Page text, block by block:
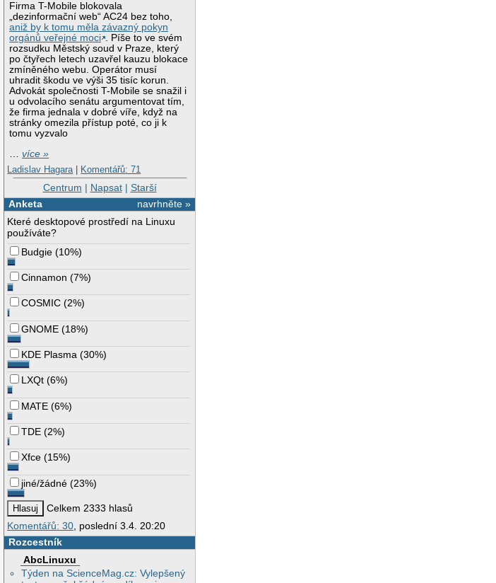
Firma T-Mobile blokovala
„dezinformační web“ AC24 bez toho,
aniž by k tomu měla závazný pokyn
orgánů veřejné moci . Píše to ve svém
rozsudku Městský soud v Praze, který
po čtyřech letech uzavřel kauzu blokace
zmíněného webu. Operátor musí
uhradit škodu ve výši 35 tisíc korun.
Advokát společnosti T-Mobile se snažil i
u odvolacího senátu argumentovat tím,
že firma jednala v dobré víře, když na
stránky omezila přístup poté, co ji k
tomu vyzvalo
…více »
Ladislav Hagara | Komentářů: 71
Centrum | Napsat| Starší
navrhněte »
Anketa
Které desktopové prostředí na Linuxu
používáte?
Budgie (10%)
Cinnamon (7%)
COSMIC (2%)
GNOME (18%)
KDE Plasma (30%)
LXQt (6%)
MATE (6%)
TDE (2%)
Xfce (15%)
jiné/žádné (23%)
Celkem 2333 hlasů
Komentářů: 30, poslední 3.4. 20:20
Rozcestník
AbcLinuxu
Týden na ScienceMag.cz: Vylepšený